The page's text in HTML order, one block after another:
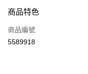
信用卡一次付款
超商取貨付款
商品特色
商品編號
5589918